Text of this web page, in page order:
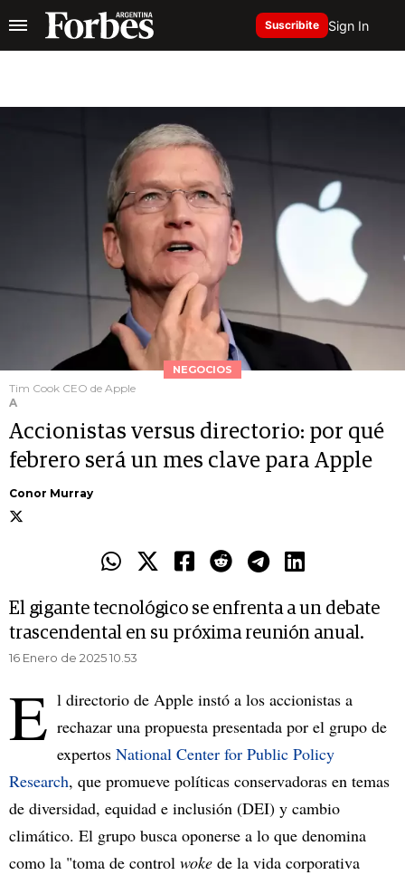
Suscribite Sign In
NEGOCIOS
Tim Cook CEO de Apple
A
Accionistas versus directorio: por qué
febrero será un mes clave para Apple
Conor Murray
El gigante tecnológico se enfrenta a un debate
trascendental en su próxima reunión anual.
16 Enero de 2025 10.53
E l directorio de Apple instó a los accionistas a
rechazar una propuesta presentada por el grupo de
expertos National Center for Public Policy
Research, que promueve políticas conservadoras en temas
de diversidad, equidad e inclusión (DEI) y cambio
climático. El grupo busca oponerse a lo que denomina
como la "toma de control woke de la vida corporativa